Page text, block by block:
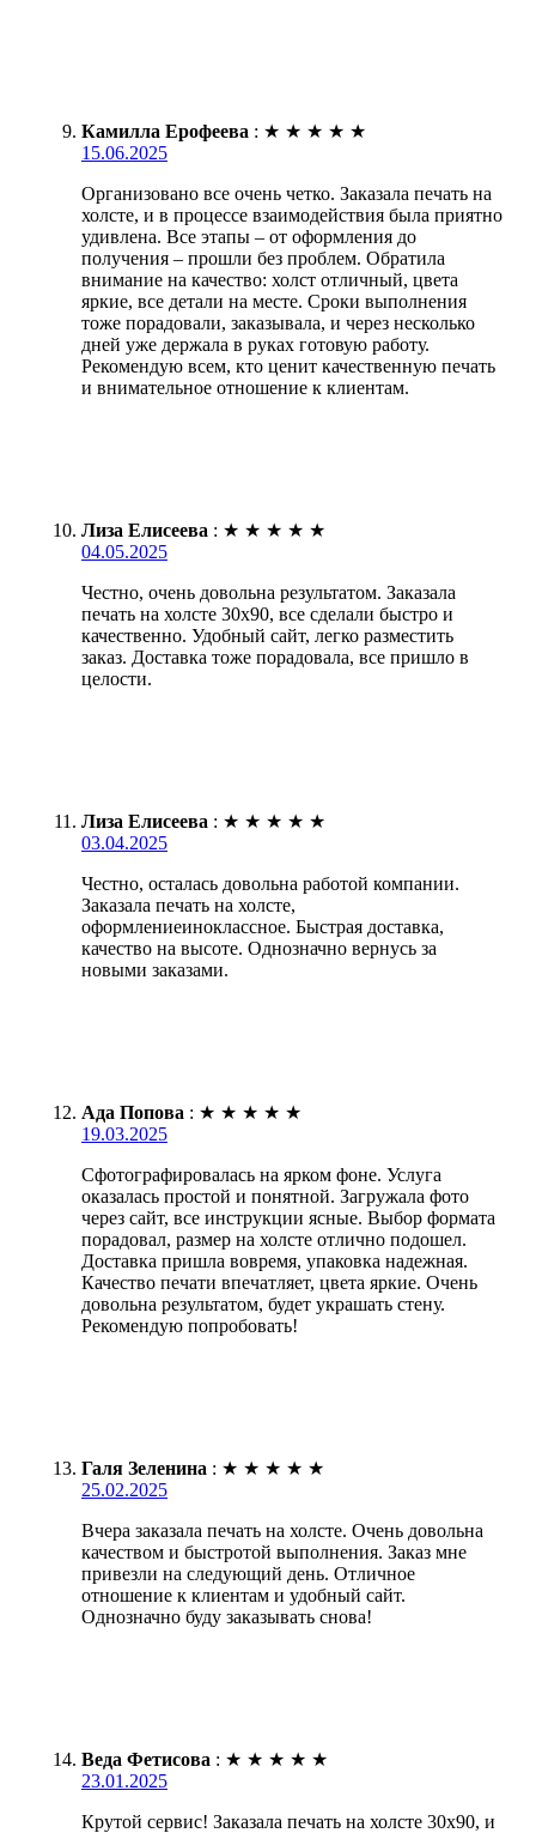
Камилла Ерофеева : ★ ★ ★ ★ ★
15.06.2025
Организовано все очень четко. Заказала печать на
холсте, и в процессе взаимодействия была приятно
удивлена. Все этапы – от оформления до
получения – прошли без проблем. Обратила
внимание на качество: холст отличный, цвета
яркие, все детали на месте. Сроки выполнения
тоже порадовали, заказывала, и через несколько
дней уже держала в руках готовую работу.
Рекомендую всем, кто ценит качественную печать
и внимательное отношение к клиентам.
Лиза Елисеева : ★ ★ ★ ★ ★
04.05.2025
Честно, очень довольна результатом. Заказала
печать на холсте 30х90, все сделали быстро и
качественно. Удобный сайт, легко разместить
заказ. Доставка тоже порадовала, все пришло в
целости.
Лиза Елисеева : ★ ★ ★ ★ ★
03.04.2025
Честно, осталась довольна работой компании.
Заказала печать на холсте,
оформлениеиноклассное. Быстрая доставка,
качество на высоте. Однозначно вернусь за
новыми заказами.
Ада Попова : ★ ★ ★ ★ ★
19.03.2025
Сфотографировалась на ярком фоне. Услуга
оказалась простой и понятной. Загружала фото
через сайт, все инструкции ясные. Выбор формата
порадовал, размер на холсте отлично подошел.
Доставка пришла вовремя, упаковка надежная.
Качество печати впечатляет, цвета яркие. Очень
довольна результатом, будет украшать стену.
Рекомендую попробовать!
Галя Зеленина : ★ ★ ★ ★ ★
25.02.2025
Вчера заказала печать на холсте. Очень довольна
качеством и быстротой выполнения. Заказ мне
привезли на следующий день. Отличное
отношение к клиентам и удобный сайт.
Однозначно буду заказывать снова!
Веда Фетисова : ★ ★ ★ ★ ★
23.01.2025
Крутой сервис! Заказала печать на холсте 30х90, и